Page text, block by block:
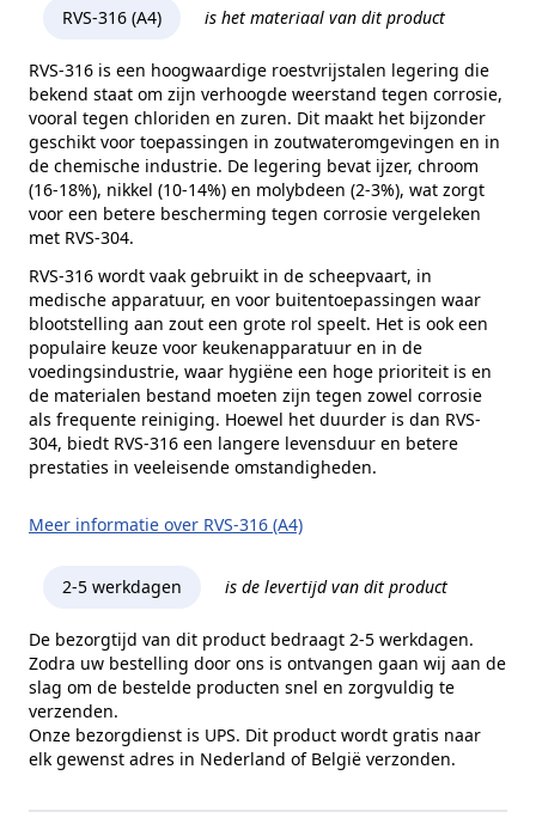
Kopvorm
Cilinderkop
Kophoogte (k)
20 mm
Kopdiameter (dk)
30 mm
Aandrijving
Binnenzeskant
Inhoud verpakking
25 stuks
Merk
RVS Products
RVS-316 (A4) is het materiaal van dit product
RVS-316 is een hoogwaardige roestvrijstalen legering die
bekend staat om zijn verhoogde weerstand tegen corrosie,
vooral tegen chloriden en zuren. Dit maakt het bijzonder
geschikt voor toepassingen in zoutwateromgevingen en in
de chemische industrie. De legering bevat ijzer, chroom
(16-18%), nikkel (10-14%) en molybdeen (2-3%), wat zorgt
voor een betere bescherming tegen corrosie vergeleken
met RVS-304.
RVS-316 wordt vaak gebruikt in de scheepvaart, in
medische apparatuur, en voor buitentoepassingen waar
blootstelling aan zout een grote rol speelt. Het is ook een
populaire keuze voor keukenapparatuur en in de
voedingsindustrie, waar hygiëne een hoge prioriteit is en
de materialen bestand moeten zijn tegen zowel corrosie
als frequente reiniging. Hoewel het duurder is dan RVS-
304, biedt RVS-316 een langere levensduur en betere
prestaties in veeleisende omstandigheden.
Meer informatie over RVS-316 (A4)
2-5 werkdagen is de levertijd van dit product
De bezorgtijd van dit product bedraagt 2-5 werkdagen.
Zodra uw bestelling door ons is ontvangen gaan wij aan de
slag om de bestelde producten snel en zorgvuldig te
verzenden.
Onze bezorgdienst is UPS. Dit product wordt gratis naar
elk gewenst adres in Nederland of België verzonden.